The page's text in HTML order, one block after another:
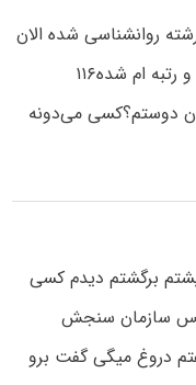
یکی از بچه ها با تراز۱۲۰۰ورتبه۹۷رشته روانشناسی شده الان
یا اون دوستم؟کسی می‌دونه
برگشتم دیدم کسی
سازمان سنجش
دروغ میگی گفت برو